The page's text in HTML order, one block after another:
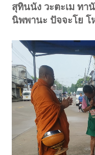
สุทินนัง วะตะเม ทา
นิพพานะ ปัจจะโย โ